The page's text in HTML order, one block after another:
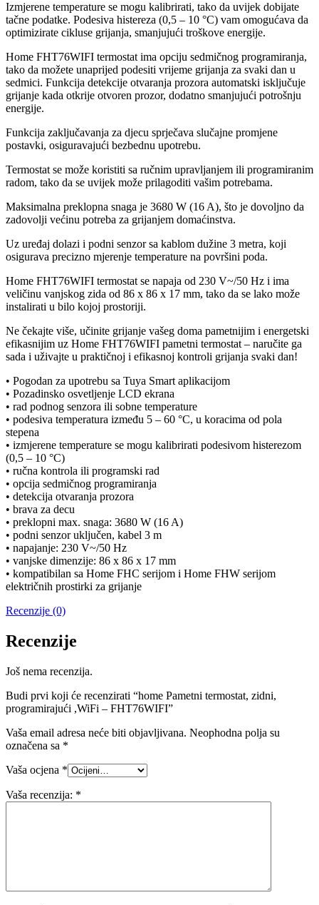
Izmjerene temperature se mogu kalibrirati, tako da uvijek dobijate
tačne podatke. Podesiva histereza (0,5 – 10 °C) vam omogućava da
optimizirate cikluse grijanja, smanjujući troškove energije.
Home FHT76WIFI termostat ima opciju sedmičnog programiranja,
tako da možete unaprijed podesiti vrijeme grijanja za svaki dan u
sedmici. Funkcija detekcije otvaranja prozora automatski isključuje
grijanje kada otkrije otvoren prozor, dodatno smanjujući potrošnju
energije.
Funkcija zaključavanja za djecu sprječava slučajne promjene
postavki, osiguravajući bezbednu upotrebu.
Termostat se može koristiti sa ručnim upravljanjem ili programiranim
radom, tako da se uvijek može prilagoditi vašim potrebama.
Maksimalna preklopna snaga je 3680 W (16 A), što je dovoljno da
zadovolji većinu potreba za grijanjem domaćinstva.
Uz uređaj dolazi i podni senzor sa kablom dužine 3 metra, koji
osigurava precizno mjerenje temperature na površini poda.
Home FHT76WIFI termostat se napaja od 230 V~/50 Hz i ima
veličinu vanjskog zida od 86 x 86 x 17 mm, tako da se lako može
instalirati u bilo kojoj prostoriji.
Ne čekajte više, učinite grijanje vašeg doma pametnijim i energetski
efikasnijim uz Home FHT76WIFI pametni termostat – naručite ga
sada i uživajte u praktičnoj i efikasnoj kontroli grijanja svaki dan!
• Pogodan za upotrebu sa Tuya Smart aplikacijom
• Pozadinsko osvetljenje LCD ekrana
• rad podnog senzora ili sobne temperature
• podesiva temperatura između 5 – 60 °C, u koracima od pola
stepena
• izmjerene temperature se mogu kalibrirati podesivom histerezom
(0,5 – 10 °C)
• ručna kontrola ili programski rad
• opcija sedmičnog programiranja
• detekcija otvaranja prozora
• brava za decu
• preklopni max. snaga: 3680 W (16 A)
• podni senzor uključen, kabel 3 m
• napajanje: 230 V~/50 Hz
• vanjske dimenzije: 86 x 86 x 17 mm
• kompatibilan sa Home FHC serijom i Home FHW serijom
električnih prostirki za grijanje
Recenzije (0)
Recenzije
Još nema recenzija.
Budi prvi koji će recenzirati “home Pametni termostat, zidni,
programirajući ,WiFi – FHT76WIFI”
Vaša email adresa neće biti objavljivana. Neophodna polja su
označena sa *
Vaša ocjena *
Vaša recenzija: *